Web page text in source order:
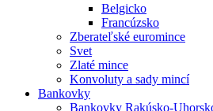
Belgicko
Francúzsko
Zberateľské euromince
Svet
Zlaté mince
Konvoluty a sady mincí
Bankovky
Bankovky Rakúsko-